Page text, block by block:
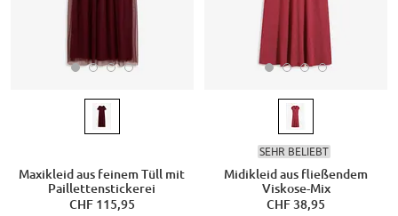
Maxikleid aus feinem Tüll mit
Paillettenstickerei
CHF 115,95
SEHR BELIEBT
Midikleid aus fließendem
Viskose-Mix
CHF 38,95